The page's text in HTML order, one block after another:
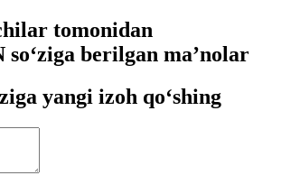
tomonidan
berilgan ma’nolar
yangi izoh qo‘shing